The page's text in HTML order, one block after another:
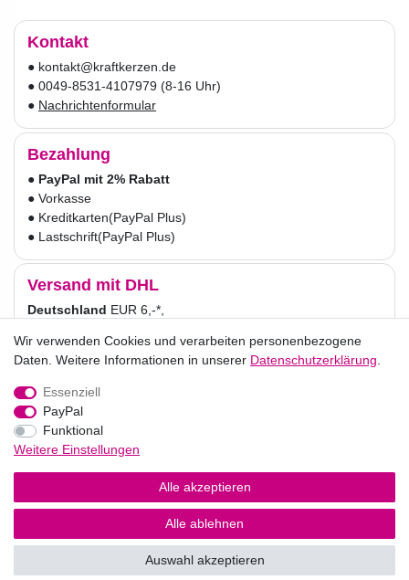
Wir verwenden Cookies und verarbeiten personenbezogene
Daten. Weitere Informationen in unserer Daten­schutz­erklärung
Essenziell
PayPal
Funktional
Weitere Einstellungen
Alle akzeptieren
Alle ablehnen
Auswahl akzeptieren
Kontakt
● kontakt@kraftkerzen.de
● 0049-8531-4107979 (8-16 Uhr)
● Nachrichtenformular
Bezahlung
● PayPal mit 2% Rabatt
● Vorkasse
● Kreditkarten(PayPal Plus)
● Lastschrift(PayPal Plus)
Versand mit DHL
Deutschland EUR 6,-*,
ÖsterreichEUR 9,-*,
Versandkostenfrei ab 50,-
* für Endkunden.
Impressum
Widerrufs­recht Vertrag widerrufen
Wir verwenden Cookies und verarbeiten personenbezogene
Daten. Weitere Informationen in unserer Daten­schutz­erklärung
Essenziell
PayPal
Funktional
Weitere Einstellungen
Alle akzeptieren
Alle ablehnen
Auswahl akzeptieren